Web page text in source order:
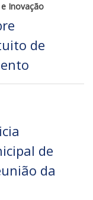
Inovação
de
de
da